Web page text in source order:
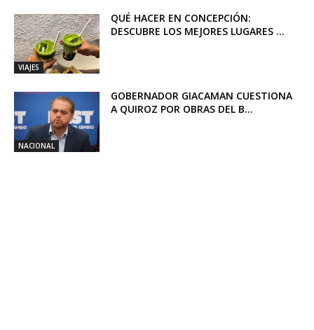
VIAJES
QUÉ HACER EN CONCEPCIÓN:
DESCUBRE LOS MEJORES LUGARES ...
NACIONAL
GOBERNADOR GIACAMAN CUESTIONA
A QUIROZ POR OBRAS DEL B...